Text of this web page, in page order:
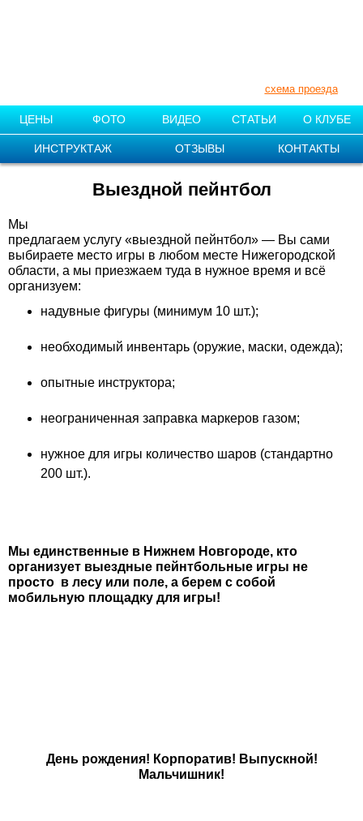
схема проезда
ЦЕНЫ ФОТО ВИДЕО СТАТЬИ О КЛУБЕ
ИНСТРУКТАЖ ОТЗЫВЫ КОНТАКТЫ
Выездной пейнтбол
Мы
предлагаем услугу «выездной пейнтбол» — Вы сами
выбираете место игры в любом месте Нижегородской
области, а мы приезжаем туда в нужное время и всё
организуем:
надувные фигуры (минимум 10 шт.);
необходимый инвентарь (оружие, маски, одежда);
опытные инструктора;
неограниченная заправка маркеров газом;
нужное для игры количество шаров (стандартно
200 шт.).
Мы единственные в Нижнем Новгороде, кто
организует выездные пейнтбольные игры не
просто в лесу или поле, а берем с собой
мобильную площадку для игры!
День рождения! Корпоратив! Выпускной!
Мальчишник!